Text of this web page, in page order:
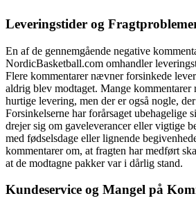
Leveringstider og
En af de gennemgående negative
NordicBasketball.com omhandler
Flere kommentarer nævner forsinkede
aldrig blev modtaget. Mange kommentarer
hurtige levering, men der er også nogle,
Forsinkelserne har forårsaget ubehagelige
drejer sig om gaveleverancer eller vigtige
med fødselsdage eller lignende
kommentarer om, at fragten har medført
at de modtagne pakker var i dårlig stand.
Kundeservice og Mangel på